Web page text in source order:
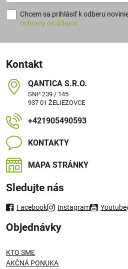
Chcem sa prihlásiť k odberu
ochrany os.údajov.
Kontakt
QANTICA S​.R​.O​.
SNP 239 / 145
937 01 ŽELIEZOVCE
+421905490593
KONTAKTY
MAPA STRÁNKY
Sledujte nás
Facebook Instagram Youtube
Objednávky
KTO SME
AKČNÁ PONUKA